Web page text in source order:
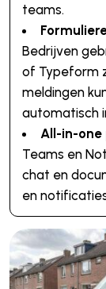
teams.
Bedrijven
of Typeform
meldingen
automatisch
All-in-
Teams en
chat en
en